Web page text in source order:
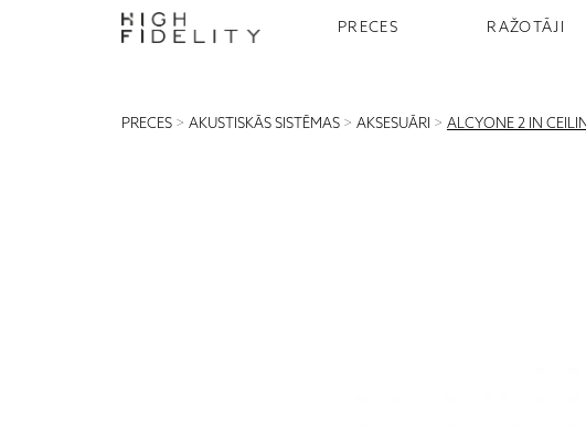
PRECES RAŽOTĀJI
PRECES > AKUSTISKĀS SISTĒMAS > AKSESUĀRI > ALCYONE 2 IN